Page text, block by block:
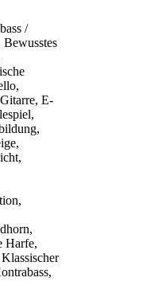
/
Bewusstes
E-
Harfe,